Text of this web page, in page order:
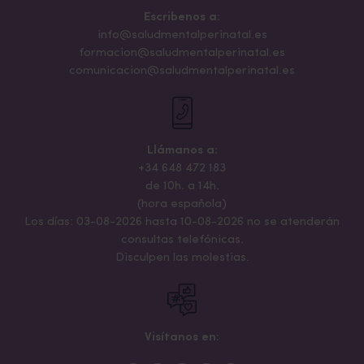
Escribenos a:
info@saludmentalperinatal.es
formacion@saludmentalperinatal.es
comunicacion@saludmentalperinatal.es
Llámanos a:
+34 648 472 183
de 10h. a 14h.
(hora española)
Los días: 03-08-2026 hasta 10-08-2026 no se atenderán
consultas telefónicas.
Disculpen las molestias.
Visítanos en: